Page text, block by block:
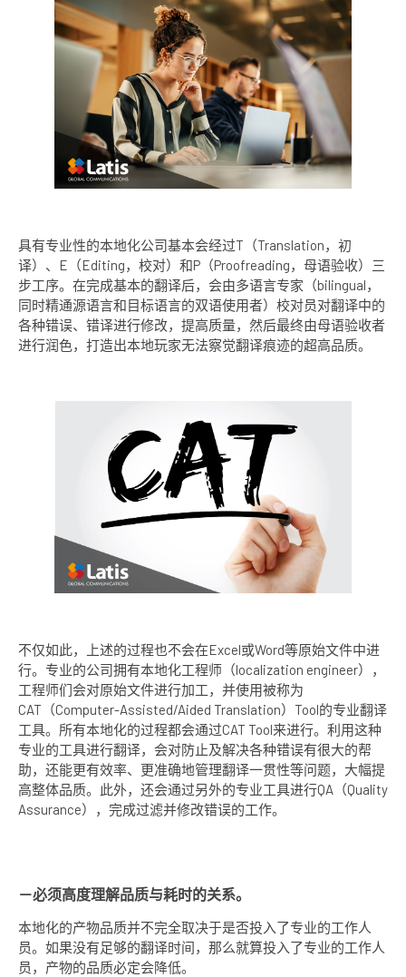
具有专业性的本地化公司基本会经过T（Translation，初
译）、E（Editing，校对）和P（Proofreading，母语验收）三
步工序。在完成基本的翻译后，会由多语言专家（bilingual，
同时精通源语言和目标语言的双语使用者）校对员对翻译中的
各种错误、错译进行修改，提高质量，然后最终由母语验收者
进行润色，打造出本地玩家无法察觉翻译痕迹的超高品质。
不仅如此，上述的过程也不会在Excel或Word等原始文件中进
行。专业的公司拥有本地化工程师（localization engineer），
工程师们会对原始文件进行加工，并使用被称为
CAT（Computer-Assisted/Aided Translation）Tool的专业翻译
工具。所有本地化的过程都会通过CAT Tool来进行。利用这种
专业的工具进行翻译，会对防止及解决各种错误有很大的帮
助，还能更有效率、更准确地管理翻译一贯性等问题，大幅提
高整体品质。此外，还会通过另外的专业工具进行QA（Quality
Assurance），完成过滤并修改错误的工作。
－必须高度理解品质与耗时的关系。
本地化的产物品质并不完全取决于是否投入了专业的工作人
员。如果没有足够的翻译时间，那么就算投入了专业的工作人
员，产物的品质必定会降低。